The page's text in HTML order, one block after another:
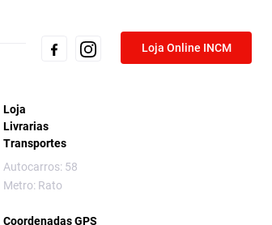
Loja Online INCM
Loja
Livrarias
Transportes
Autocarros: 58
Metro: Rato
Coordenadas GPS